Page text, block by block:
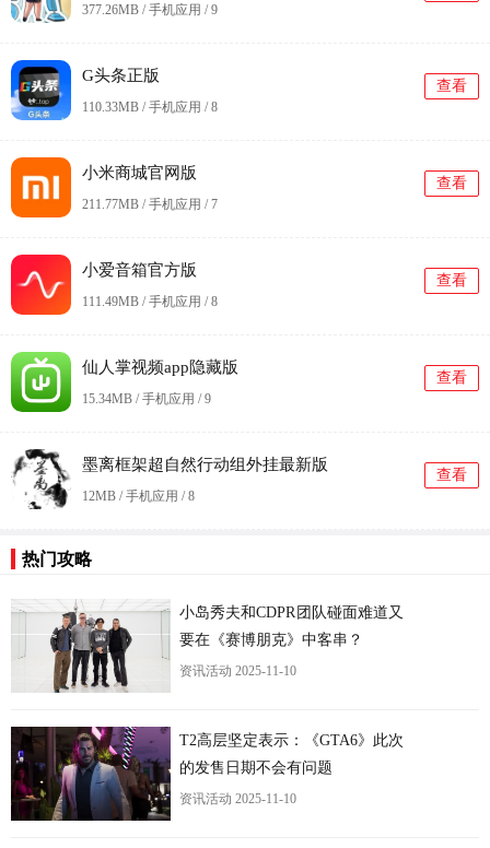
377.26MB / 手机应用 /9
G头条正版
110.33MB / 手机应用 /8
查看
小米商城官网版
211.77MB / 手机应用 /7
查看
小爱音箱官方版
111.49MB / 手机应用 /8
查看
仙人掌视频app隐藏版
15.34MB / 手机应用 /9
查看
墨离框架超自然行动组外挂最新版
12MB / 手机应用 /8
查看
热门攻略
小岛秀夫和CDPR团队碰面难道又
要在《赛博朋克》中客串？
资讯活动 2025-11-10
T2高层坚定表示：《GTA6》此次
的发售日期不会有问题
资讯活动 2025-11-10